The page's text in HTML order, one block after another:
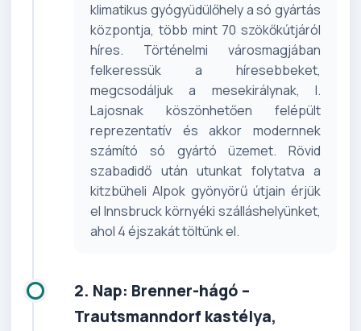
klimatikus gyógyüdülőhely a só gyártás
központja, több mint 70 szökőkútjáról
híres. Történelmi városmagjában
felkeressük a híresebbeket,
megcsodáljuk a mesekirálynak, I.
Lajosnak köszönhetően felépült
reprezentatív és akkor modernnek
számító só gyártó üzemet. Rövid
szabadidő után utunkat folytatva a
kitzbüheli Alpok gyönyörű útjain érjük
el Innsbruck környéki szálláshelyünket,
ahol 4 éjszakát töltünk el.
2. Nap: Brenner-hágó –
Trautsmanndorf kastélya,